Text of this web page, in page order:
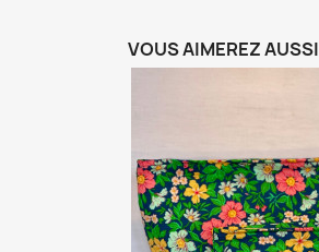
VOUS AIMEREZ AUSSI